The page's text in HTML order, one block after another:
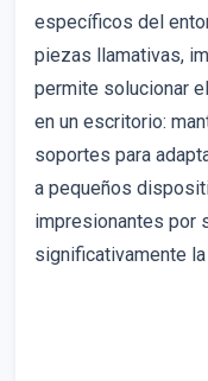
específicos del
piezas llamativas,
permite solucionar
en un escritorio:
soportes para
a pequeños
impresionantes por
significativamente